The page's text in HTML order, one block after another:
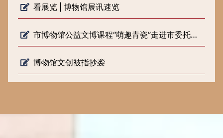
看展览 | 博物馆展讯速览
市博物馆公益文博课程“萌趣青瓷”走进市委托管课堂
博物馆文创被指抄袭